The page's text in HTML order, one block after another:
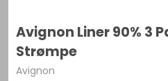
Avignon Liner 90% 3
Strømpe
Avignon